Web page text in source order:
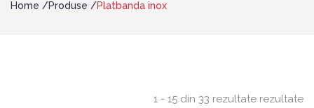
Home Produse Platbanda inox
1 - 15 din 33 rezultate rezultate